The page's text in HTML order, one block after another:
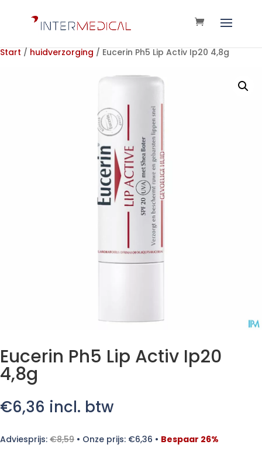
Start / huidverzorging / Eucerin Ph5 Lip Activ Ip20 4,8g
Eucerin Ph5 Lip Activ Ip20
4,8g
€6,36 incl. btw
Adviesprijs: €8,59 • Onze prijs: €6,36 • Bespaar 26%